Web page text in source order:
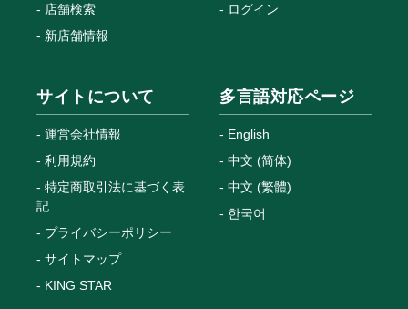
店舗検索
新店舗情報
ログイン
サイトについて
運営会社情報
利用規約
特定商取引法に基づく表
記
プライバシーポリシー
サイトマップ
KING STAR
多言語対応ページ
English
中文 (简体)
中文 (繁體)
한국어